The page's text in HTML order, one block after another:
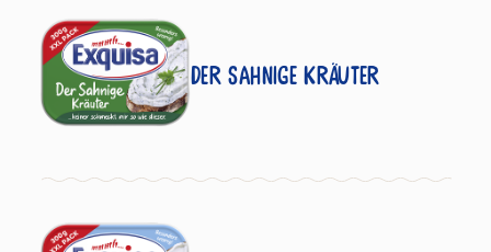
Der Sahnige Kräuter